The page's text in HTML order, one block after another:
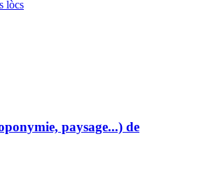
lòcs
paysage...) de